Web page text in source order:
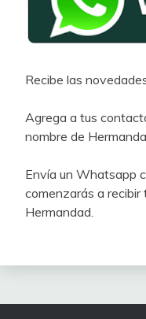
Recibe las
Agrega a tus
nombre de
Envía un Whatsapp
comenzarás a recibir
Hermandad.